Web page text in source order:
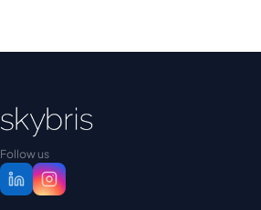
Follow us